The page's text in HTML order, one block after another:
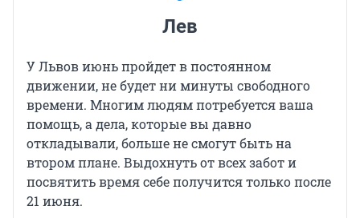
Лев
У Львов июнь пройдет в постоянном
движении, не будет ни минуты свободного
времени. Многим людям потребуется ваша
помощь, а дела, которые вы давно
откладывали, больше не смогут быть на
втором плане. Выдохнуть от всех забот и
посвятить время себе получится только после
21 июня.